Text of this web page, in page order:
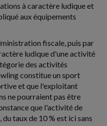
à caractère ludique et
aux équipements
fiscale, puis par
ludique d'une activité
des activités
constitue un sport
et que l'exploitant
ne pourraient pas être
que l'activité de
taux de 10 % est ici sans